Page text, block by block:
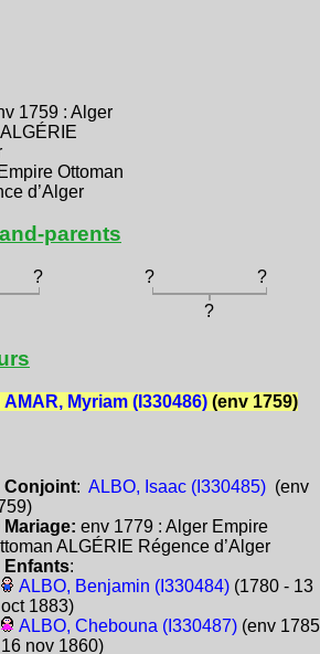
1759 : Alger
Ottoman
d’Alger
parents
? ?
?
?
AMAR, Myriam (I330486)(env 1759)
Conjoint: ALBO, Isaac (I330485)(env
Mariage: env 1779 : Alger Empire
ALGÉRIE Régence d’Alger
Enfants:
ALBO, Benjamin (I330484)(1780 - 13
oct 1883)
ALBO, Chebouna (I330487)(env
16 nov 1860)